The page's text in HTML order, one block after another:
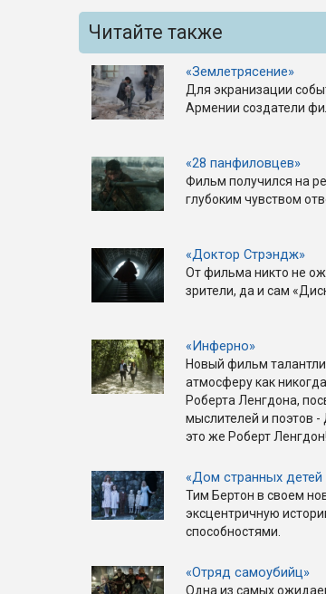
Читайте также
«Землетрясение»
Для экранизации
Армении создатели
«28 панфиловцев»
Фильм получился на
глубоким чувством
«Доктор Стрэндж»
От фильма никто не
зрители, да и сам
«Инферно»
Новый фильм
атмосферу как
Роберта Ленгдона,
мыслителей и поэтов -
это же Роберт Ленгдон!
«Дом странных
Тим Бертон в своем
эксцентричную
способностями.
«Отряд самоубийц»
Одна из самых